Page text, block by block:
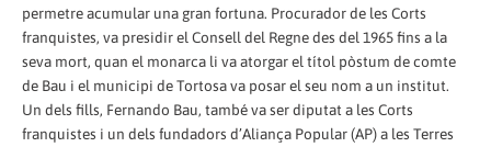
permetre acumular una gran fortuna. Procurador de les Corts
franquistes, va presidir el Consell del Regne des del 1965 fins a la
seva mort, quan el monarca li va atorgar el títol pòstum de comte
de Bau i el municipi de Tortosa va posar el seu nom a un institut.
Un dels fills, Fernando Bau, també va ser diputat a les Corts
franquistes i un dels fundadors d’Aliança Popular (AP) a les Terres